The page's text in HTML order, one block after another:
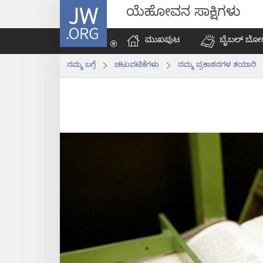
JW.ORG ಯೆಹೋವನ ಸಾಕ್ಷಿಗಳು
ಮುಖಪುಟ
ಬೈಬಲ್‌
ನಮ್ಮ ಬಗ್ಗೆ ಚಟುವಟಿಕೆಗಳು ನಮ್ಮ ಪ್ರಕಾಶನಗಳ ತಯಾರಿ